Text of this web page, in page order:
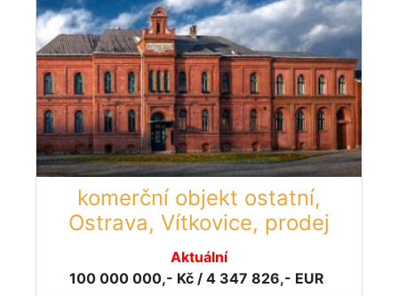
komerční objekt ostatní,
Ostrava, Vítkovice, prodej
Aktuální
100 000 000,- Kč / 4 347 826,- EUR